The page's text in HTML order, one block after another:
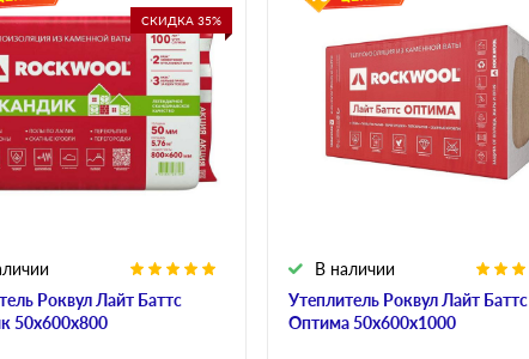
Н Оптима
Д Оптима
50 мм
100 мм
Техническая изоляция
CONLIT SL 150
Д Оптима
Д Экстра
50 мм
100 мм
150 мм
СКИДКА 35%
Роквул Лайт Баттс
50х600х800
Утеплитель Роквул Лайт Баттс
Оптима 50х600х1000
В наличии